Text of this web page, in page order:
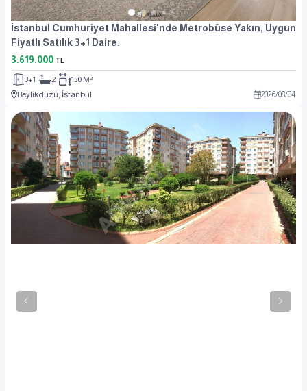
İstanbul Cumhuriyet Mahallesi'nde Metrobüse Yakın, Uygun
Fiyatlı Satılık 3+1 Daire.
3.619.000 TL
3+1 2
150 M²
Beylikdüzü, İstanbul
2026/08/04